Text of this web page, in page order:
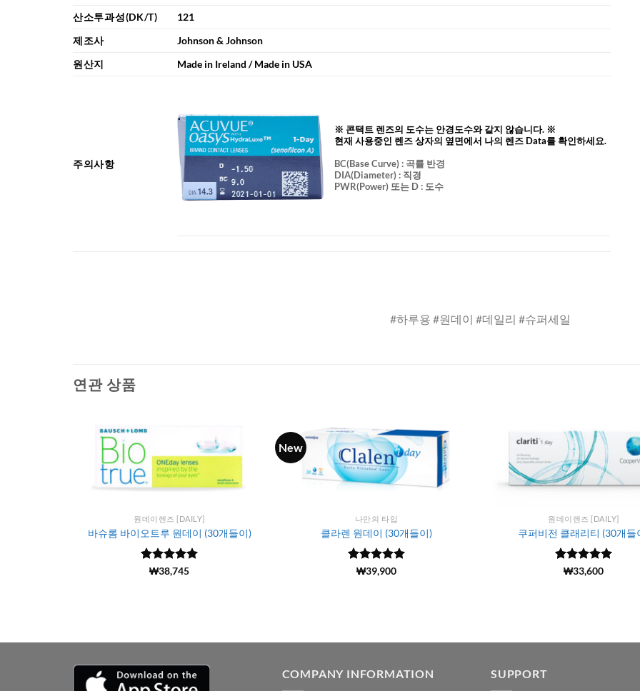
산소투과성(DK/T)
121
제조사
Johnson & Johnson
원산지
Made in Ireland / Made in USA
주의사항
※ 콘택트 렌즈의 도수는 안경도수와 같지 않습니다. ※
현재 사용중인 렌즈 상자의 옆면에서 나의 렌즈 Data를 확인하세요.
BC(Base Curve): 곡률 반경
DIA(Diameter) : 직경
PWR(Power) 또는 D : 도수
#하루용 #원데이 #데일리 #슈퍼세일
연관 상품
원데이렌즈 [DAILY]
바슈롬 바이오트루 원데이 (30개들이)
5 중에서
(494)
₩38,745
New
나만의 타입
클라렌 원데이 (30개들이)
5 중에서
(74)
₩39,900
원데이렌즈 [DAILY]
쿠퍼비전 클래리티 (30개들
5 중에서
(970)
₩33,600
COMPANY INFORMATION SUPPORT